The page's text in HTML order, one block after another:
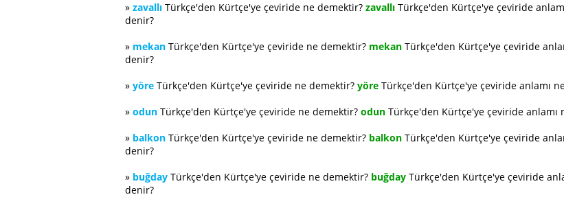
» zavallı Türkçe'den Kürtçe'ye çeviride ne demektir? zavallı Türkçe'den Kürtçe'ye çeviride
denir?
» mekan Türkçe'den Kürtçe'ye çeviride ne demektir? mekan Türkçe'den Kürtçe'ye çeviride
denir?
» yöre Türkçe'den Kürtçe'ye çeviride ne demektir? yöre Türkçe'den Kürtçe'ye çeviride anlamı
» odun Türkçe'den Kürtçe'ye çeviride ne demektir? odun Türkçe'den Kürtçe'ye çeviride anlamı
» balkon Türkçe'den Kürtçe'ye çeviride ne demektir? balkon Türkçe'den Kürtçe'ye çeviride
denir?
» buğday Türkçe'den Kürtçe'ye çeviride ne demektir? buğday Türkçe'den Kürtçe'ye çeviride
denir?